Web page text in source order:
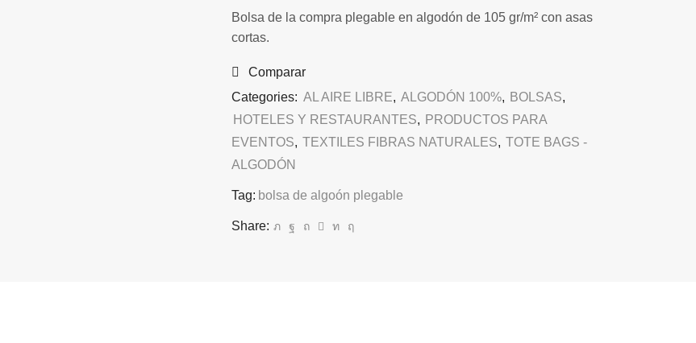
Bolsa de la compra plegable en algodón de 105 gr/m² con asas
cortas.
Comparar
Categories: AL AIRE LIBRE, ALGODÓN 100%, BOLSAS,
HOTELES Y RESTAURANTES, PRODUCTOS PARA
EVENTOS, TEXTILES FIBRAS NATURALES, TOTE BAGS -
ALGODÓN
Tag: bolsa de algoón plegable
Share: